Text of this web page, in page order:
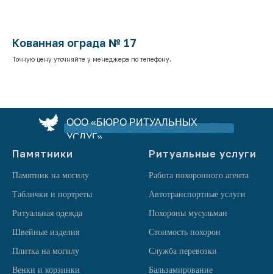
Кованная ограда № 17
Точную цену уточняйте у менеджера по телефону.
ООО «БЮРО РИТУАЛЬНЫХ
УСЛУГ»
Памятники
Памятник на могилу
Таблички и портреты
Ритуальная одежда
Швейные изделия
Плитка на могилу
Венки и корзинки
Ритуальные услуги
Работа похоронного агента
Автотранспортные услуги
Похороны мусульман
Стоимость похорон
Служба перевозки
Бальзамирование